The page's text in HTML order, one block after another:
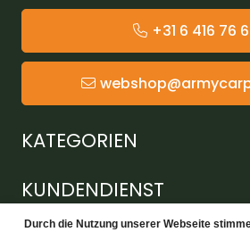
+31 6 416 76
KATEGORIEN
KUNDENDIENST
Durch die Nutzung unserer Webseite